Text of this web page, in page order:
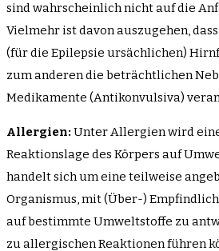
sind wahrscheinlich nicht auf die
Vielmehr ist davon auszugehen,
(für die Epilepsie ursächlichen)
zum anderen die beträchtlichen
Medikamente (Antikonvulsiva)
Allergien: Unter Allergien wird
Reaktionslage des Körpers auf
handelt sich um eine teilweise
Organismus, mit (Über-)
auf bestimmte Umweltstoffe zu
zu allergischen Reaktionen führen